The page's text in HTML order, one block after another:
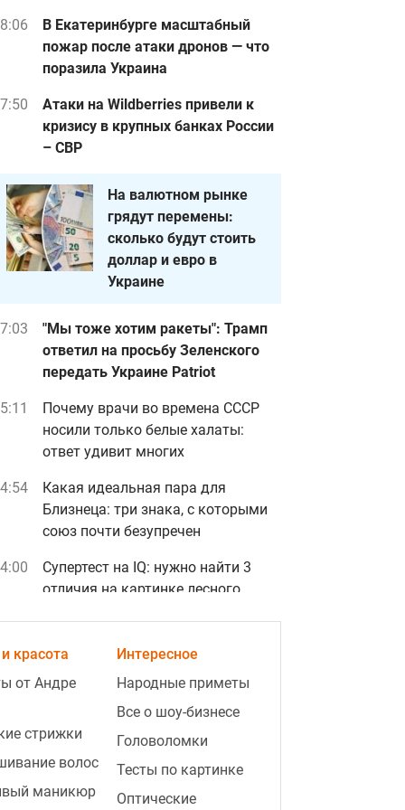
В Екатеринбурге масштабный
пожар после атаки дронов — что
поразила Украина
Атаки на Wildberries привели к
кризису в крупных банках России
– СВР
На валютном рынке
грядут перемены:
сколько будут стоить
доллар и евро в
Украине
"Мы тоже хотим ракеты": Трамп
ответил на просьбу Зеленского
передать Украине Patriot
Почему врачи во времена СССР
носили только белые халаты:
ответ удивит многих
Какая идеальная пара для
Близнеца: три знака, с которыми
союз почти безупречен
Супертест на IQ: нужно найти 3
отличия на картинке лесного
красота
от Андре
стрижки
волос
маникюр
Интересное
Народные приметы
Все о шоу-бизнесе
Головоломки
Тесты по картинке
Оптические